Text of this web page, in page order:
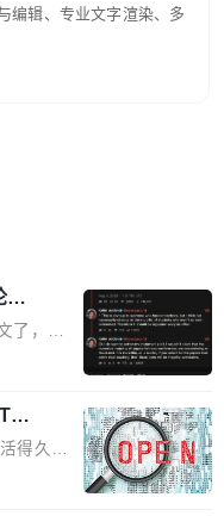
编辑、专业文字渲染、多
文
了，而
大量过
Jorda
凉
公开捅
明：
度宣传
得久。
Hieu
是 xAI